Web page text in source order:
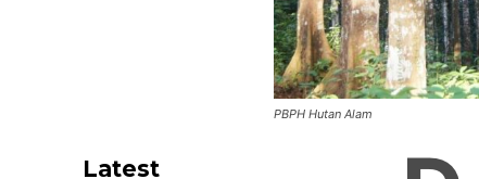
PBPH Hutan Alam
Latest